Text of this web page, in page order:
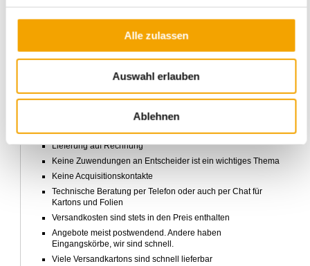
Alle zulassen
Auswahl erlauben
Ablehnen
verpackung24 GmbH läßt in Ihrer Nähe produzieren!
Für unsere Stammkunden aus dem koorporativen Bereich und denen
der öffentlichen Hand, also Bundes- und Landesbehörden sowie aus
der Kommunalwirtschaft sind diese Punkte wichtig:
Bestellungen nach Ihren Beschaffungsvorgaben, also aus
ERP, per Fax oder Mail,oder Online, falls gewünscht.
Lieferung auf Rechnung
Keine Zuwendungen an Entscheider ist ein wichtiges Thema
Keine Acquisitionskontakte
Technische Beratung per Telefon oder auch per Chat für
Kartons und Folien
Versandkosten sind stets in den Preis enthalten
Angebote meist postwendend. Andere haben
Eingangskörbe, wir sind schnell.
Viele Versandkartons sind schnell lieferbar